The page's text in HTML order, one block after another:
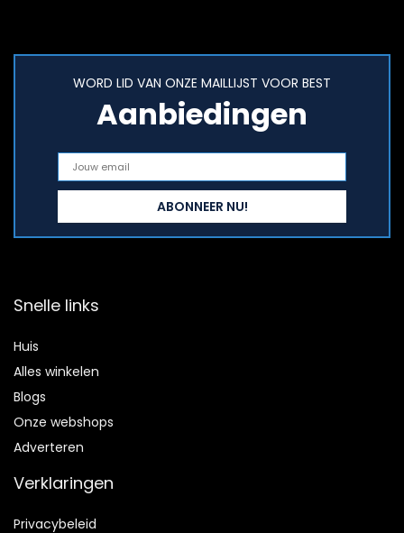
WORD LID VAN ONZE MAILLIJST VOOR BEST
Aanbiedingen
Snelle links
Huis
Alles winkelen
Blogs
Onze webshops
Adverteren
Verklaringen
Privacybeleid